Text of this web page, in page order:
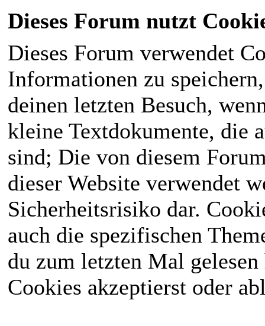
Dieses Forum nutzt
Dieses Forum verwendet
Informationen zu
deinen letzten Besuch,
kleine Textdokumente, die
sind; Die von diesem
dieser Website verwendet
Sicherheitsrisiko dar.
auch die spezifischen
du zum letzten Mal
Cookies akzeptierst oder